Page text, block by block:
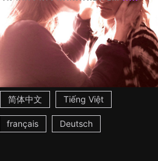
简体中文 Tiếng Việt
français Deutsch